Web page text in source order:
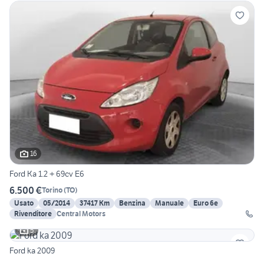
16
Ford Ka 1.2 + 69cv E6
6.500 €Torino(TO)
Usato
05/2014 37417 Km Benzina Manuale
Euro 6e
Rivenditore Central Motors
5
Ford ka 2009